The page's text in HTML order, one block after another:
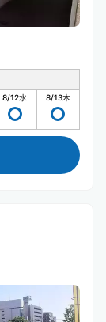
8/12水 8/13木